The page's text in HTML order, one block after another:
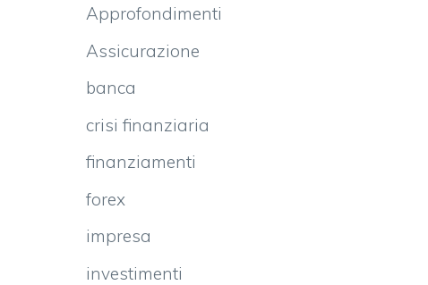
Approfondimenti
Assicurazione
banca
crisi finanziaria
finanziamenti
forex
impresa
investimenti